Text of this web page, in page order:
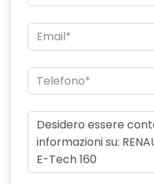
lunotto posteriore con
Manutenzione Connessa,
Pack standard connectivity,
portellone posteriore manuale
privacy glass
retrovisore interno